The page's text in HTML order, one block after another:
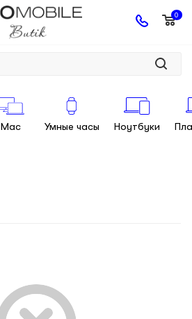
0
Mac Умные часы Ноутбуки